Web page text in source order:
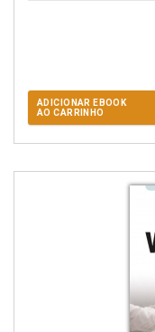
ADICIONAR EBOOK
AO CARRINHO